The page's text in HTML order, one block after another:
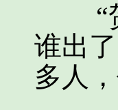
“贺
谁出
多人